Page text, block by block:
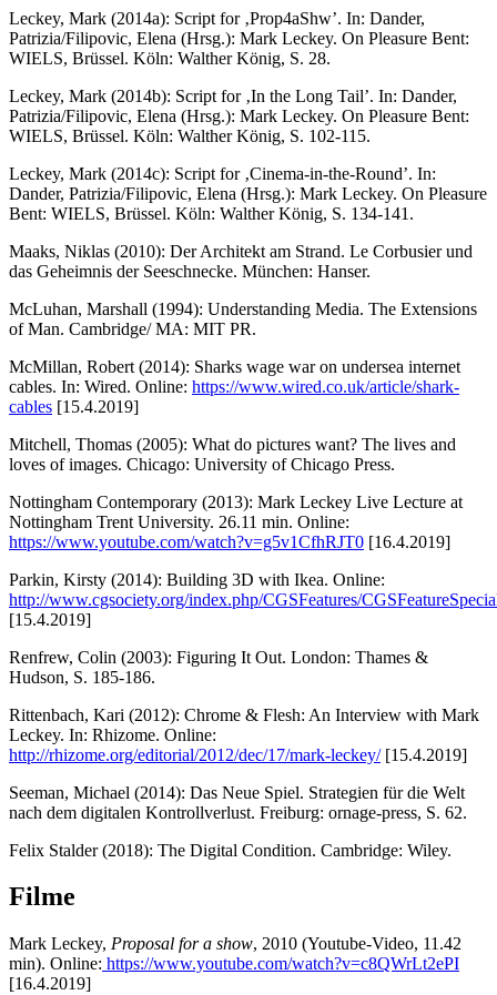
Leckey, Mark (2014a): Script for ‚Prop4aShw’. In: Dander,
Patrizia/Filipovic, Elena (Hrsg.): Mark Leckey. On Pleasure Bent:
WIELS, Brüssel. Köln: Walther König, S. 28.
Leckey, Mark (2014b): Script for ‚In the Long Tail’. In: Dander,
Patrizia/Filipovic, Elena (Hrsg.): Mark Leckey. On Pleasure Bent:
WIELS, Brüssel. Köln: Walther König, S. 102-115.
Leckey, Mark (2014c): Script for ‚Cinema-in-the-Round’. In:
Dander, Patrizia/Filipovic, Elena (Hrsg.): Mark Leckey. On Pleasure
Bent: WIELS, Brüssel. Köln: Walther König, S. 134-141.
Maaks, Niklas (2010): Der Architekt am Strand. Le Corbusier und
das Geheimnis der Seeschnecke. München: Hanser.
McLuhan, Marshall (1994): Understanding Media. The Extensions
of Man. Cambridge/ MA: MIT PR.
McMillan, Robert (2014): Sharks wage war on undersea internet
cables. In: Wired. Online: https://www.wired.co.uk/article/shark-
cables [15.4.2019]
Mitchell, Thomas (2005): What do pictures want? The lives and
loves of images. Chicago: University of Chicago Press.
Nottingham Contemporary (2013): Mark Leckey Live Lecture at
Nottingham Trent University. 26.11 min. Online:
https://www.youtube.com/watch?v=g5v1CfhRJT0 [16.4.2019]
Parkin, Kirsty (2014): Building 3D with Ikea. Online:
http://www.cgsociety.org/index.php/CGSFeatures/
[15.4.2019]
Renfrew, Colin (2003): Figuring It Out. London: Thames &
Hudson, S. 185-186.
Rittenbach, Kari (2012): Chrome & Flesh: An Interview with Mark
Leckey. In: Rhizome. Online:
http://rhizome.org/editorial/2012/dec/17/mark-leckey/[15.4.2019]
Seeman, Michael (2014): Das Neue Spiel. Strategien für die Welt
nach dem digitalen Kontrollverlust. Freiburg: ornage-press, S. 62.
Felix Stalder (2018): The Digital Condition. Cambridge: Wiley.
Filme
Mark Leckey, Proposal for a show, 2010 (Youtube-Video, 11.42
min). Online: https://www.youtube.com/watch?v=c8QWrLt2ePI
[16.4.2019]